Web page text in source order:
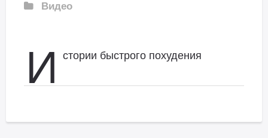
Видео
И стории быстрого похудения